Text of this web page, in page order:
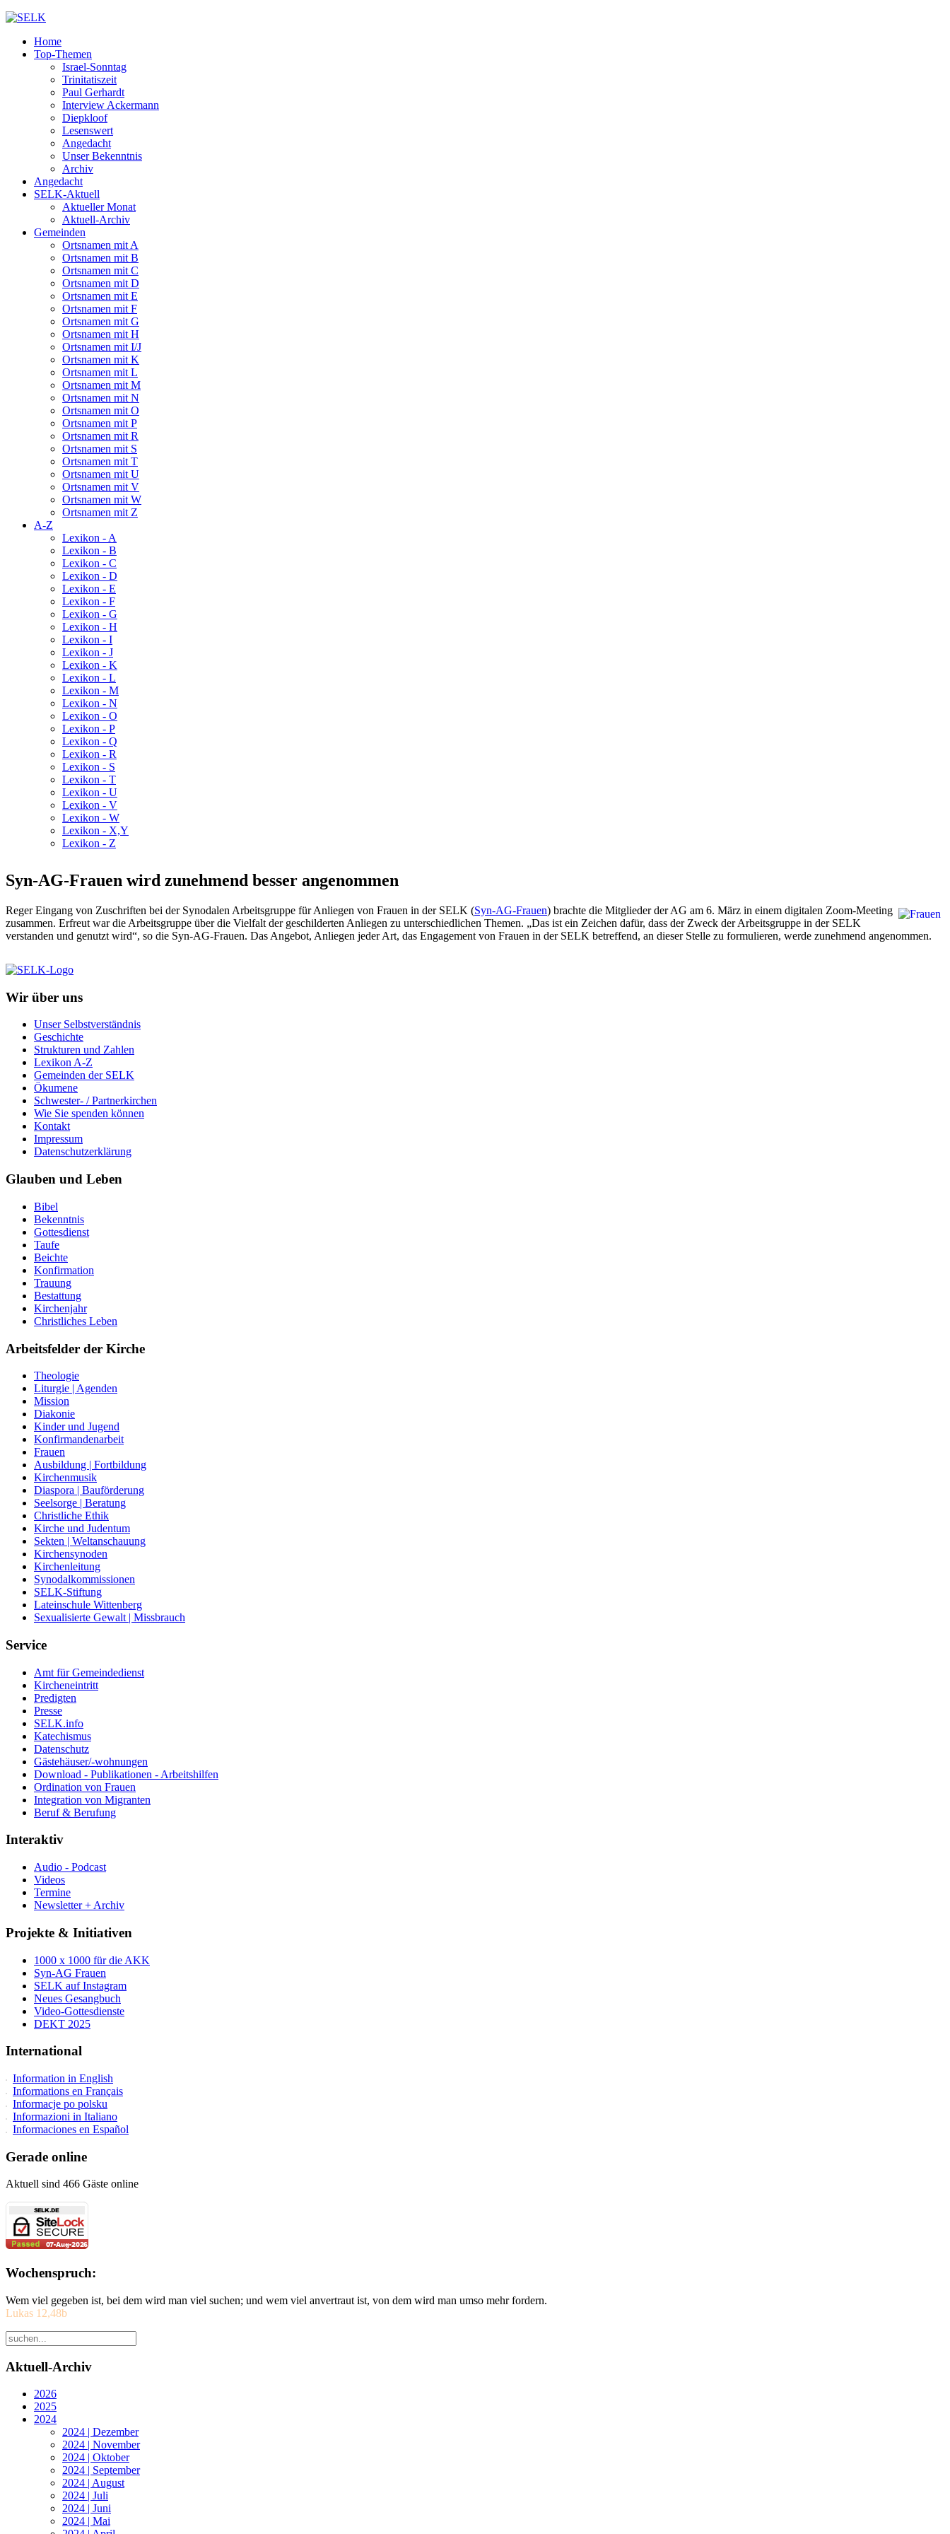
Home
Top-Themen
Israel-Sonntag
Trinitatiszeit
Paul Gerhardt
Interview Ackermann
Diepkloof
Lesenswert
Angedacht
Unser Bekenntnis
Archiv
Angedacht
SELK-Aktuell
Aktueller Monat
Aktuell-Archiv
Gemeinden
Ortsnamen mit A
Ortsnamen mit B
Ortsnamen mit C
Ortsnamen mit D
Ortsnamen mit E
Ortsnamen mit F
Ortsnamen mit G
Ortsnamen mit H
Ortsnamen mit I/J
Ortsnamen mit K
Ortsnamen mit L
Ortsnamen mit M
Ortsnamen mit N
Ortsnamen mit O
Ortsnamen mit P
Ortsnamen mit R
Ortsnamen mit S
Ortsnamen mit T
Ortsnamen mit U
Ortsnamen mit V
Ortsnamen mit W
Ortsnamen mit Z
A-Z
Lexikon - A
Lexikon - B
Lexikon - C
Lexikon - D
Lexikon - E
Lexikon - F
Lexikon - G
Lexikon - H
Lexikon - I
Lexikon - J
Lexikon - K
Lexikon - L
Lexikon - M
Lexikon - N
Lexikon - O
Lexikon - P
Lexikon - Q
Lexikon - R
Lexikon - S
Lexikon - T
Lexikon - U
Lexikon - V
Lexikon - W
Lexikon - X,Y
Lexikon - Z
Syn-AG-Frauen wird zunehmend besser angenommen
Reger Eingang von Zuschriften bei der Synodalen Arbeitsgruppe für Anliegen von Frauen in der SELK (Syn-AG-Frauen) brachte die Mitglieder der AG am 6. März in einem digitalen Zoom-Meeting
zusammen. Erfreut war die Arbeitsgruppe über die Vielfalt der geschilderten Anliegen zu unterschiedlichen Themen. „Das ist ein Zeichen dafür, dass der Zweck der Arbeitsgruppe in der SELK
verstanden und genutzt wird“, so die Syn-AG-Frauen. Das Angebot, Anliegen jeder Art, das Engagement von Frauen in der SELK betreffend, an dieser Stelle zu formulieren, werde zunehmend angenommen.
Wir über uns
Unser Selbstverständnis
Geschichte
Strukturen und Zahlen
Lexikon A-Z
Gemeinden der SELK
Ökumene
Schwester- / Partnerkirchen
Wie Sie spenden können
Kontakt
Impressum
Datenschutzerklärung
Glauben und Leben
Bibel
Bekenntnis
Gottesdienst
Taufe
Beichte
Konfirmation
Trauung
Bestattung
Kirchenjahr
Christliches Leben
Arbeitsfelder der Kirche
Theologie
Liturgie | Agenden
Mission
Diakonie
Kinder und Jugend
Konfirmandenarbeit
Frauen
Ausbildung | Fortbildung
Kirchenmusik
Diaspora | Bauförderung
Seelsorge | Beratung
Christliche Ethik
Kirche und Judentum
Sekten | Weltanschauung
Kirchensynoden
Kirchenleitung
Synodalkommissionen
SELK-Stiftung
Lateinschule Wittenberg
Sexualisierte Gewalt | Missbrauch
Service
Amt für Gemeindedienst
Kircheneintritt
Predigten
Presse
SELK.info
Katechismus
Datenschutz
Gästehäuser/-wohnungen
Download - Publikationen - Arbeitshilfen
Ordination von Frauen
Integration von Migranten
Beruf & Berufung
Interaktiv
Audio - Podcast
Videos
Termine
Newsletter + Archiv
Projekte & Initiativen
1000 x 1000 für die AKK
Syn-AG Frauen
SELK auf Instagram
Neues Gesangbuch
Video-Gottesdienste
DEKT 2025
International
Information in English
Informations en Français
Informacje po polsku
Informazioni in Italiano
Informaciones en Español
Gerade online
Aktuell sind 466 Gäste online
Wochenspruch:
Wem viel gegeben ist, bei dem wird man viel suchen; und wem viel anvertraut ist, von dem wird man umso mehr fordern.
Lukas 12,48b
Aktuell-Archiv
2026
2025
2024
2024 | Dezember
2024 | November
2024 | Oktober
2024 | September
2024 | August
2024 | Juli
2024 | Juni
2024 | Mai